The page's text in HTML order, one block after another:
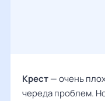
Крест— очень
череда проблем.